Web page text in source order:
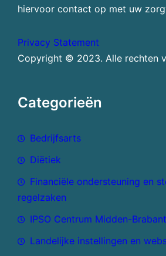
hiervoor contact op met uw
Privacy Statement
Copyright © 2023. Alle rechten
Categorieën
Bedrijfsarts
Diëtiek
Financiële ondersteuning en
regelzaken
IPSO Centrum Midden-Brabant
Landelijke instellingen en